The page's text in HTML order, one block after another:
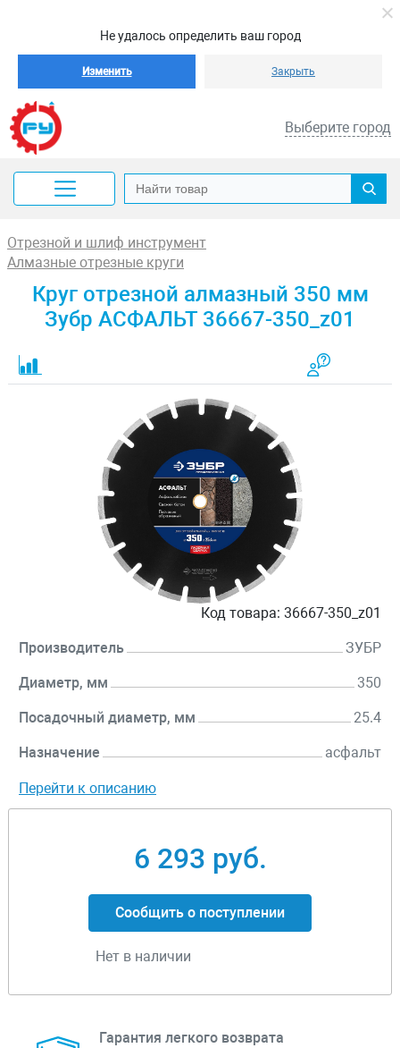
Не удалось определить ваш город
Изменить Закрыть
Выберите город
Отрезной и шлиф инструмент
Алмазные отрезные круги
Круг отрезной алмазный 350 мм
Зубр АСФАЛЬТ 36667-350_z01
Код товара: 36667-350_z01
Производитель ЗУБР
Диаметр, мм 350
Посадочный диаметр, мм 25.4
Назначение асфальт
Перейти к описанию
6 293 руб.
Сообщить о поступлении
Нет в наличии
Гарантия легкого возврата